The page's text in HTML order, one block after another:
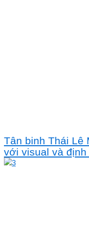
Tân binh Thái Lê
với visual và